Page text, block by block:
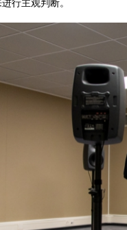
行主观判断。